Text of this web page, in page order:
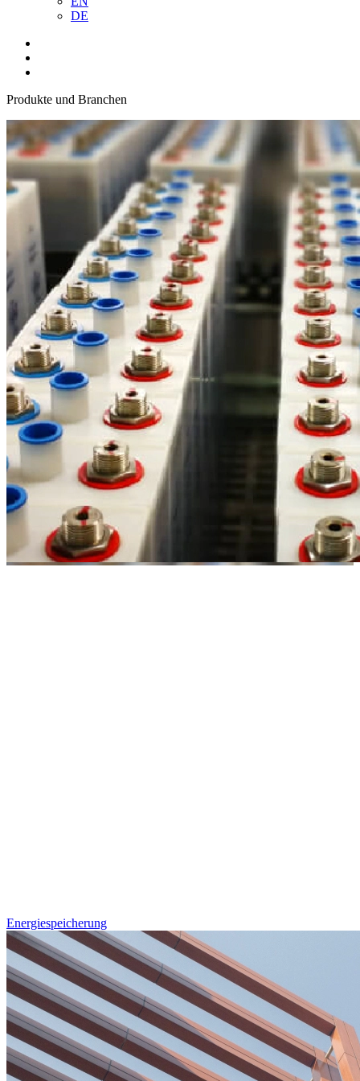
DE
Produkte und Branchen
Energiespeicherung